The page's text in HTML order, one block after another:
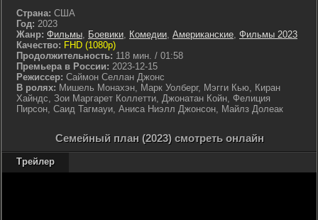
Страна: США
Год: 2023
Жанр: Фильмы, Боевики, Комедии, Американские, Фильмы 2023
Качество: FHD (1080p)
Продолжительность: 118 мин. / 01:58
Премьера в России: 2023-12-15
Режиссер: Саймон Селлан Джонс
В ролях: Мишель Монахэн, Марк Уолберг, Мэгги Кью, Киран
Хайндс, Зои Маргарет Коллетти, Джонатан Койн, Фелиция
Пирсон, Саид Тагмауи, Аниса Ниэлл Джонсон, Майлз Долеак
Семейный план (2023) смотреть онлайн
Трейлер